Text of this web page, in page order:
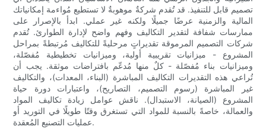
تصميم قابل للتنفيذ. قد تُقدم شركةٌ موهوبةٌ لا تستطيع مُواءمة إمكانياتك
المالية والزمنية عرضًا جميلًا ولكنه غير عملي. ابدأ بالإصرار على
ممارسات شفافة لتقدير التكاليف وفهم واضح لإدارة الطوارئ. تُقدم
شركات التصميم المرموقة تقديراتٍ مرحليةً للتكاليف مُرتبطةً بمراحل
المشروع - ميزانيات تقريبية أولية، وميزانيات تخطيطية مُفصّلة،
وميزانيات بناء مُفصّلة - كلٌ منها مُدعّم بافتراضات موثقة. يجب أن
تُراعي هذه التقديرات التكاليف المباشرة (البناء، المعدات)، والتكاليف
غير المباشرة (رسوم التصميم، التصاريح)، واعتبارات دورة حياة
المشروع (الصيانة، الاستبدال). ناقش عوامل زيادة تكاليف المواد
والعمالة، خاصةً بالنسبة للمواد التي تستغرق وقتًا طويلًا في التوريد أو
عمليات التصنيع المُعقدة.